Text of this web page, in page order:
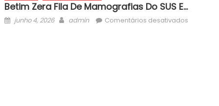
Betim Zera Fila De Mamografias Do SUS E…
Posted
junho 4, 2026 Author
admin Comentários desativadosem